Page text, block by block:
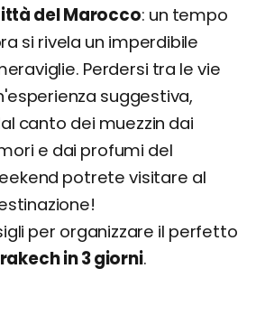
del Marocco: un tempo
si rivela un imperdibile
Perdersi tra le vie
suggestiva,
canto dei muezzin dai
e dai profumi del
potrete visitare al
per organizzare il perfetto
in 3 giorni.